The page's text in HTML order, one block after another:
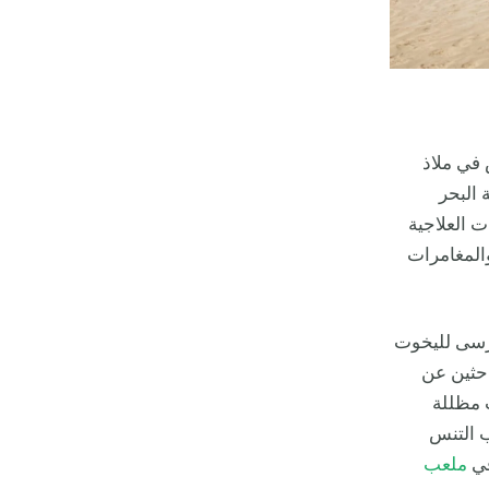
في ملاذ
العلاجية
لليخوت
الباحثين عن
شقة مع مساحات مظللة
التنس
ملعب